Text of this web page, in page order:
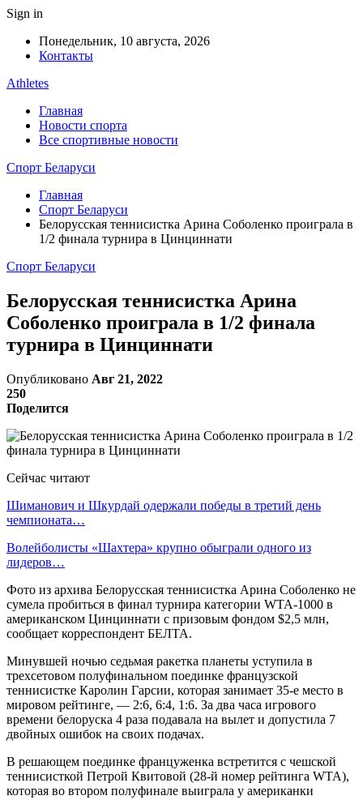
Sign in
Понедельник, 10 августа, 2026
Контакты
Athletes
Главная
Новости спорта
Все спортивные новости
Спорт Беларуси
Главная
Спорт Беларуси
Белорусская теннисистка Арина Соболенко проиграла в
1/2 финала турнира в Цинциннати
Спорт Беларуси
Белорусская теннисистка Арина
Соболенко проиграла в 1/2 финала
турнира в Цинциннати
Опубликовано Авг 21, 2022
250
Поделится
Сейчас читают
Шиманович и Шкурдай одержали победы в третий день
чемпионата…
Волейболисты «Шахтера» крупно обыграли одного из
лидеров…
Фото из архива Белорусская теннисистка Арина Соболенко не
сумела пробиться в финал турнира категории WTA-1000 в
американском Цинциннати с призовым фондом $2,5 млн,
сообщает корреспондент БЕЛТА.
Минувшей ночью седьмая ракетка планеты уступила в
трехсетовом полуфинальном поединке французской
теннисистке Каролин Гарсии, которая занимает 35-е место в
мировом рейтинге, — 2:6, 6:4, 1:6. За два часа игрового
времени белоруска 4 раза подавала на вылет и допустила 7
двойных ошибок на своих подачах.
В решающем поединке француженка встретится с чешской
теннисисткой Петрой Квитовой (28-й номер рейтинга WTA),
которая во втором полуфинале выиграла у американки